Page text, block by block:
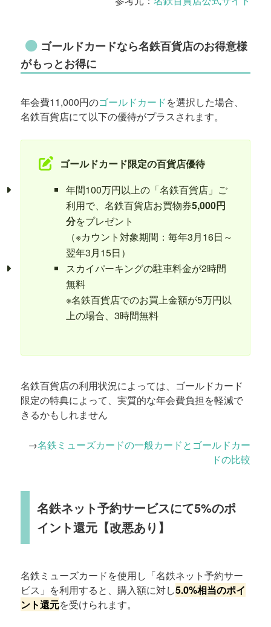
ゴールドカードなら名鉄百貨店のお得意様
がもっとお得に
年会費11,000円のゴールドカードを選択した場合、
名鉄百貨店にて以下の優待がプラスされます。
ゴールドカード限定の百貨店優待
年間100万円以上の「名鉄百貨店」ご
利用で、名鉄百貨店お買物券5,000円
分をプレゼント
（※カウント対象期間：毎年3月16日～
翌年3月15日）
スカイパーキングの駐車料金が2時間
無料
※名鉄百貨店でのお買上金額が5万円以
上の場合、3時間無料
名鉄百貨店の利用状況によっては、ゴールドカード
限定の特典によって、実質的な年会費負担を軽減で
きるかもしれません
→名鉄ミューズカードの一般カードとゴールドカー
ドの比較
名鉄ネット予約サービスにて5%のポ
イント還元【改悪あり】
名鉄ミューズカードを使用し「名鉄ネット予約サー
ビス」を利用すると、購入額に対し5.0%相当のポイ
ント還元を受けられます。